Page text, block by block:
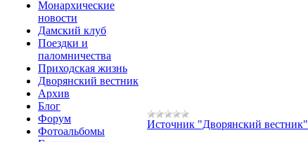
Монархические
новости
Дамский клуб
Поездки и
паломничества
Приходская жизнь
Дворянский вестник
Архив
Блог
Форум
Фотоальбомы
Источник "Дворянский вестник"